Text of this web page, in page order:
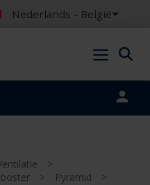
Nederlands - België
>
> Pyramid
>